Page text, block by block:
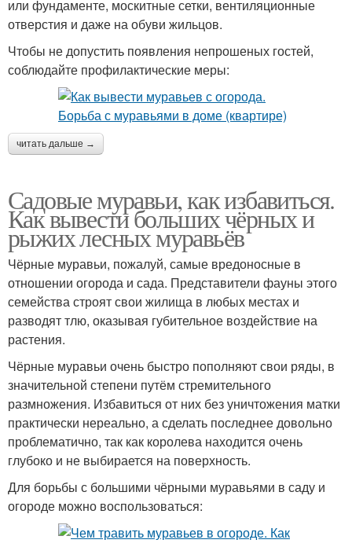
или фундаменте, москитные сетки, вентиляционные
отверстия и даже на обуви жильцов.
Чтобы не допустить появления непрошеных гостей,
соблюдайте профилактические меры:
читать дальше →
Садовые муравьи, как избавиться.
Как вывести больших чёрных и
рыжих лесных муравьёв
Чёрные муравьи, пожалуй, самые вредоносные в
отношении огорода и сада. Представители фауны этого
семейства строят свои жилища в любых местах и
разводят тлю, оказывая губительное воздействие на
растения.
Чёрные муравьи очень быстро пополняют свои ряды, в
значительной степени путём стремительного
размножения. Избавиться от них без уничтожения матки
практически нереально, а сделать последнее довольно
проблематично, так как королева находится очень
глубоко и не выбирается на поверхность.
Для борьбы с большими чёрными муравьями в саду и
огороде можно воспользоваться: